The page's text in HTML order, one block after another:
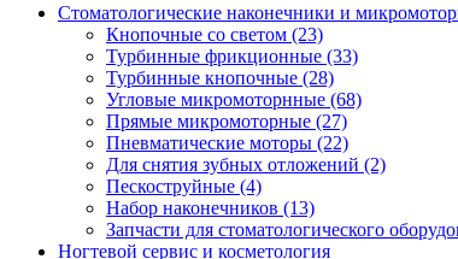
Стоматологические наконечники и
Кнопочные со светом (23)
Турбинные фрикционные (33)
Турбинные кнопочные (28)
Угловые микромоторнные (68)
Прямые микромоторные (27)
Пневматические моторы (22)
Для снятия зубных отложений (2)
Пескоструйные (4)
Набор наконечников (13)
Запчасти для стоматологического
Ногтевой сервис и косметология